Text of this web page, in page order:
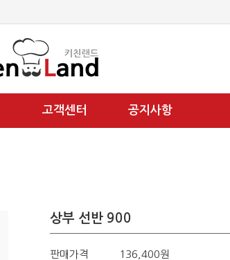
고객센터 공지사항
상부 선반 900
판매가격 136,400원